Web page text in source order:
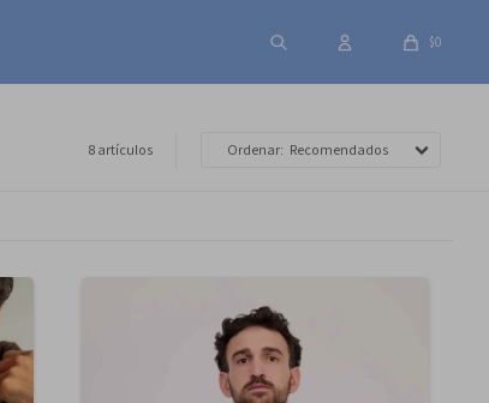
$0
8 artículos Recomendados